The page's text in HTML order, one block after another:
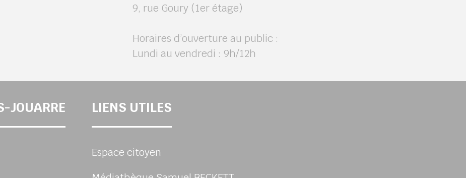
9, rue Goury (1er étage)
Horaires d’ouverture au public :
Lundi au vendredi : 9h/12h
JOUARRE LIENS UTILES
Espace citoyen